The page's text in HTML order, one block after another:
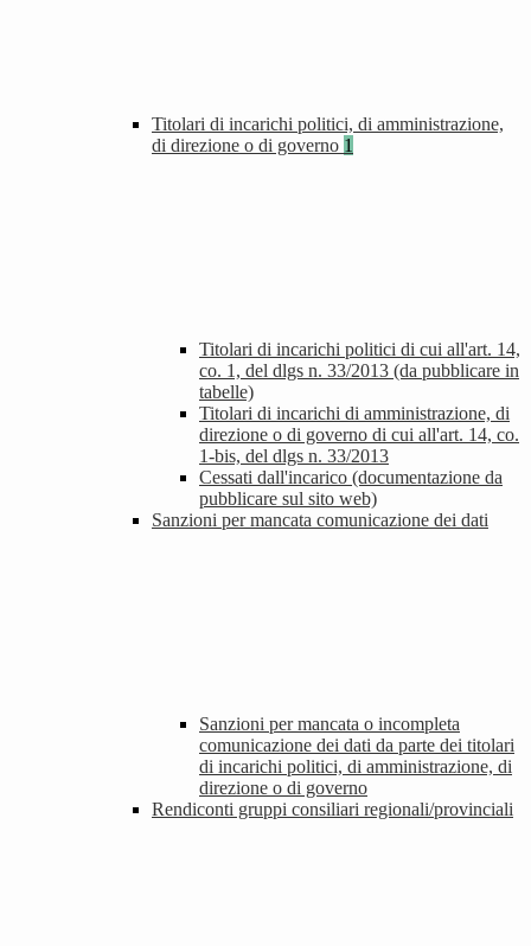
Titolari di incarichi politici, di amministrazione,
di direzione o di governo 1
Titolari di incarichi politici di cui all'art. 14,
co. 1, del dlgs n. 33/2013 (da pubblicare in
tabelle)
Titolari di incarichi di amministrazione, di
direzione o di governo di cui all'art. 14, co.
1-bis, del dlgs n. 33/2013
Cessati dall'incarico (documentazione da
pubblicare sul sito web)
Sanzioni per mancata comunicazione dei dati
Sanzioni per mancata o incompleta
comunicazione dei dati da parte dei titolari
di incarichi politici, di amministrazione, di
direzione o di governo
Rendiconti gruppi consiliari regionali/provinciali